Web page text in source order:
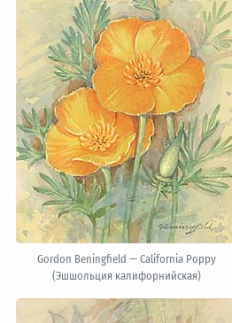
Gordon Beningfield — California Poppy
(Эшшольция калифорнийская)